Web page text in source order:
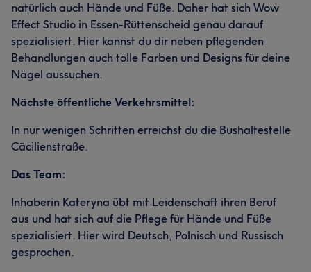
natürlich auch Hände und Füße. Daher hat sich Wow
Effect Studio in Essen-Rüttenscheid genau darauf
spezialisiert. Hier kannst du dir neben pflegenden
Behandlungen auch tolle Farben und Designs für deine
Nägel aussuchen.
Nächste öffentliche Verkehrsmittel:
In nur wenigen Schritten erreichst du die Bushaltestelle
Cäcilienstraße.
Das Team:
Inhaberin Kateryna übt mit Leidenschaft ihren Beruf
aus und hat sich auf die Pflege für Hände und Füße
spezialisiert. Hier wird Deutsch, Polnisch und Russisch
gesprochen.